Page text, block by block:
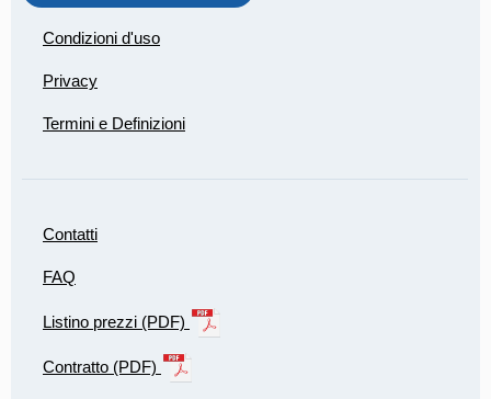
Condizioni d'uso
Privacy
Termini e Definizioni
Contatti
FAQ
Listino prezzi (PDF)
Contratto (PDF)